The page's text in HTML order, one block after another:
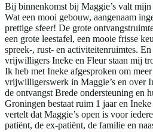
Bij binnenkomst bij Maggie’s valt
Wat een mooi gebouw, aangenaam
prettige sfeer! De grote
een grote leestafel, een mooie frisse
spreek-, rust- en activiteitenruimtes.
vrijwilligers Ineke en Fleur staan mij
Ik heb met Ineke afgesproken om
vrijwilligerswerk in Maggie’s en over
de ontvangst Brede ondersteuning en
Groningen bestaat ruim 1 jaar en
vertelt dat Maggie’s open is voor
patiënt, de ex-patiënt, de familie en